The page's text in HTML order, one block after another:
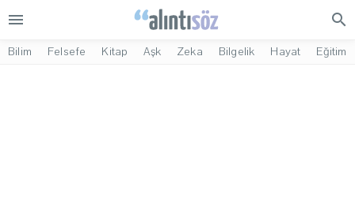
menu search
Bilim Felsefe Kitap Aşk Zeka Bilgelik Hayat Eğitim